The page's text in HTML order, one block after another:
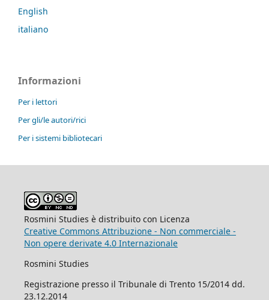
English
italiano
Informazioni
Per i lettori
Per gli/le autori/rici
Per i sistemi bibliotecari
Rosmini Studies è distribuito con Licenza
Creative Commons Attribuzione - Non commerciale -
Non opere derivate 4.0 Internazionale
Rosmini Studies
Registrazione presso il Tribunale di Trento 15/2014 dd.
23.12.2014